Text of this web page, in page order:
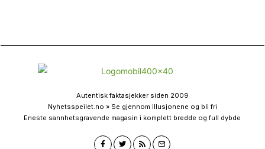
Autentisk faktasjekker siden 2009
Nyhetsspeilet.no » Se gjennom illusjonene og bli fri
Eneste sannhetsgravende magasin i komplett bredde og full dybde